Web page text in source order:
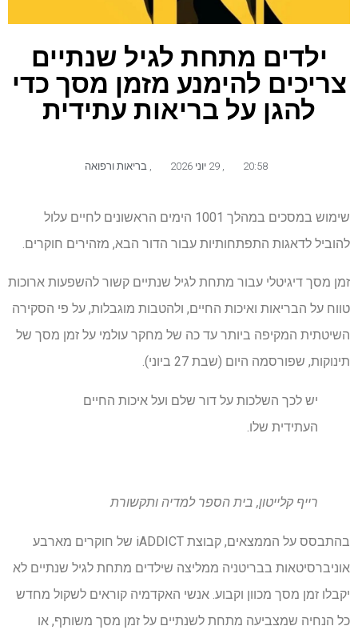
ילדים מתחת לגיל שנתיים
צריכים להימנע מזמן מסך כדי
להגן על בריאות עתידית
20:58 29 יוני 2026 בריאות ורפואה
שימוש במסכים במהלך 1001 הימים הראשונים לחיים עלול
להוביל לדאגות התפתחותיות עבור הדור הבא, מזהירים חוקרים.
זמן מסך דיגיטלי עבור מתחת לגיל שנתיים קשור להשפעות ארוכות
טווח על הבריאות ואיכות החיים, ולהטבות מוגבלות, על פי הסקירה
השיטתית המקיפה ביותר עד כה של מחקר עולמי על זמן מסך של
תינוקות, שפורסמה היום (שבת 27 ביוני).
יש לכך השלכות על דור שלם ועל איכות החיים
העתידית שלו.
רייף קלייטון, בית הספר למדיה ותקשורת
בהתבסס על הממצאים, קבוצת iADDICT של חוקרים מארבע
אוניברסיטאות בבריטניה ממליצה שילדים מתחת לגיל שנתיים לא
יקבלו זמן מסך מכוון וקבוע. אנשי האקדמיה קוראים לשקול מחדש
כל הנחיה שמצביעה מתחת לשנתיים על זמן מסך משותף, או